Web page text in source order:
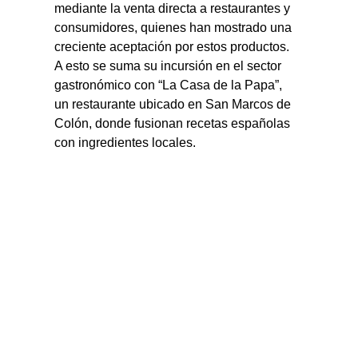
mediante la venta directa a restaurantes y
consumidores, quienes han mostrado una
creciente aceptación por estos productos.
A esto se suma su incursión en el sector
gastronómico con “La Casa de la Papa”,
un restaurante ubicado en San Marcos de
Colón, donde fusionan recetas españolas
con ingredientes locales.